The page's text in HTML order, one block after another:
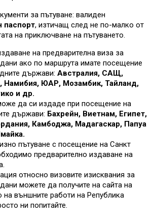
за пътуване: валиден
паспорт, изтичащ след не по-малко от
на приключване на пътуването.
на предварителна виза за
ако по маршрута имате посещение
държави: Австралия, САЩ,
Намибия, ЮАР, Мозамбик, Тайланд,
и др.
да си издаде при посещение на
държави: Бахрейн, Виетнам, Египет,
Камбоджа, Мадагаскар, Папуа
пътуване с посещение на Санкт
предварително издаване на
относно визовите изисквания за
можете да получите на сайта на
на външните работи на Република
ни попитайте.